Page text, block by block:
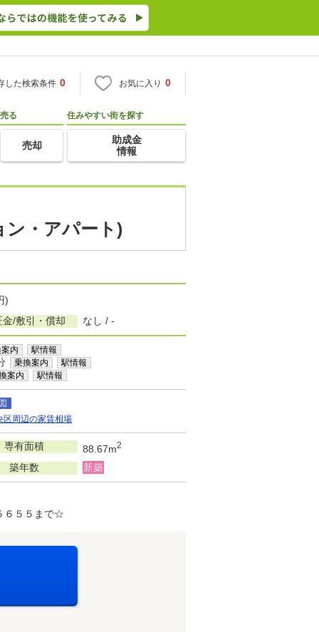
した検索条件 0 お気に入り 0
売る
売却
住みやすい街を探す
助成金
情報
ン・アパート)
)
金/敷引・償却 なし / -
内 駅情報
乗換案内 駅情報
案内 駅情報
区周辺の家賃相場
専有面積 88.67m2
築年数 新築
６５５まで☆